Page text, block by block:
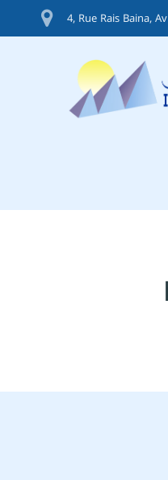
4, Rue Rais Baina,